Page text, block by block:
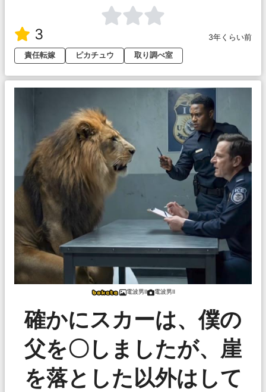
3
3年くらい前
責任転嫁
ピカチュウ 取り調べ室
電波男Ⅱ 電波男Ⅱ
確かにスカーは、僕の
父を〇しましたが、崖
を落とした以外はして